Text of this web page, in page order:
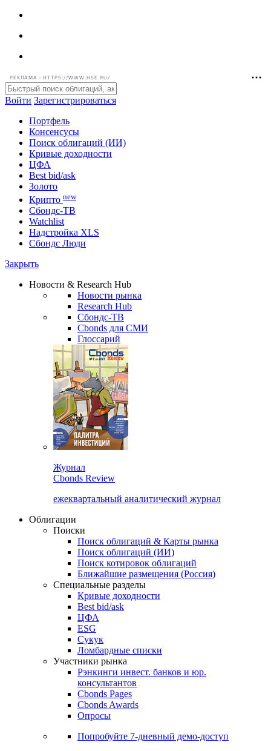
РЕКЛАМА • HTTPS://WWW.HSE.RU/
Войти Зарегистрироваться
Портфель
Консенсусы
Поиск облигаций (ИИ)
Кривые доходности
ЦФА
Best bid/ask
Золото
Крипто new
Watchlist
Сбондс Люди
Новости & Research Hub
Новости рынка
Research Hub
Сбондс-ТВ
Cbonds для СМИ
Глоссарий
Cbonds Review
ежеквартальный аналитический журнал
Облигации
Поиски
Поиск облигаций & Карты рынка
Поиск облигаций (ИИ)
Поиск котировок облигаций
Ближайшие размещения (Россия)
Специальные разделы
Кривые доходности
Best bid/ask
ЦФА
ESG
Сукук
Ломбардные списки
Участники рынка
Рэнкинги инвест. банков и юр.
Cbonds Pages